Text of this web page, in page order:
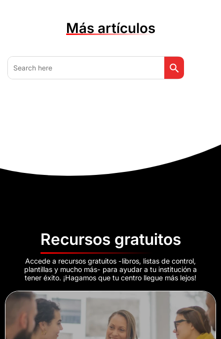
Más artículos
Buscar: Botón de
Recursos gratuitos
Accede a recursos gratuitos -libros, listas de control,
plantillas y mucho más- para ayudar a tu institución a
tener éxito. ¡Hagamos que tu centro llegue más lejos!